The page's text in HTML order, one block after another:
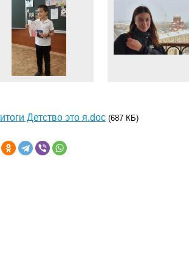
итоги Детство это я.doc (687 КБ)